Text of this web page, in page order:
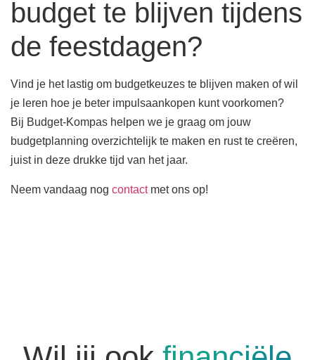
budget te blijven tijdens
de feestdagen?
Vind je het lastig om budgetkeuzes te blijven maken of wil
je leren hoe je beter impulsaankopen kunt voorkomen?
Bij Budget-Kompas helpen we je graag om jouw
budgetplanning overzichtelijk te maken en rust te creëren,
juist in deze drukke tijd van het jaar.
Neem vandaag nog contactmet ons op!